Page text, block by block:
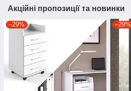
Акційні пропозиції та новинки
–29% –29%